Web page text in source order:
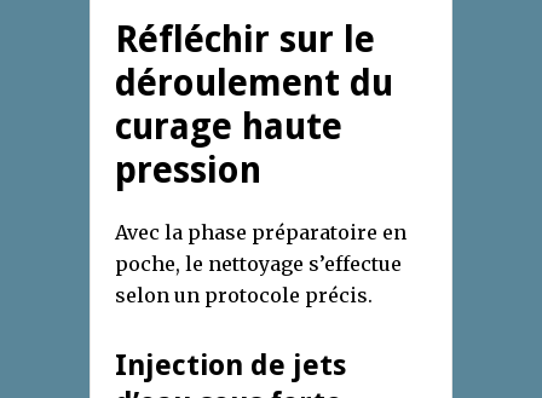
Réfléchir sur le
déroulement du
curage haute
pression
Avec la phase préparatoire en
poche, le nettoyage s’effectue
selon un protocole précis.
Injection de jets